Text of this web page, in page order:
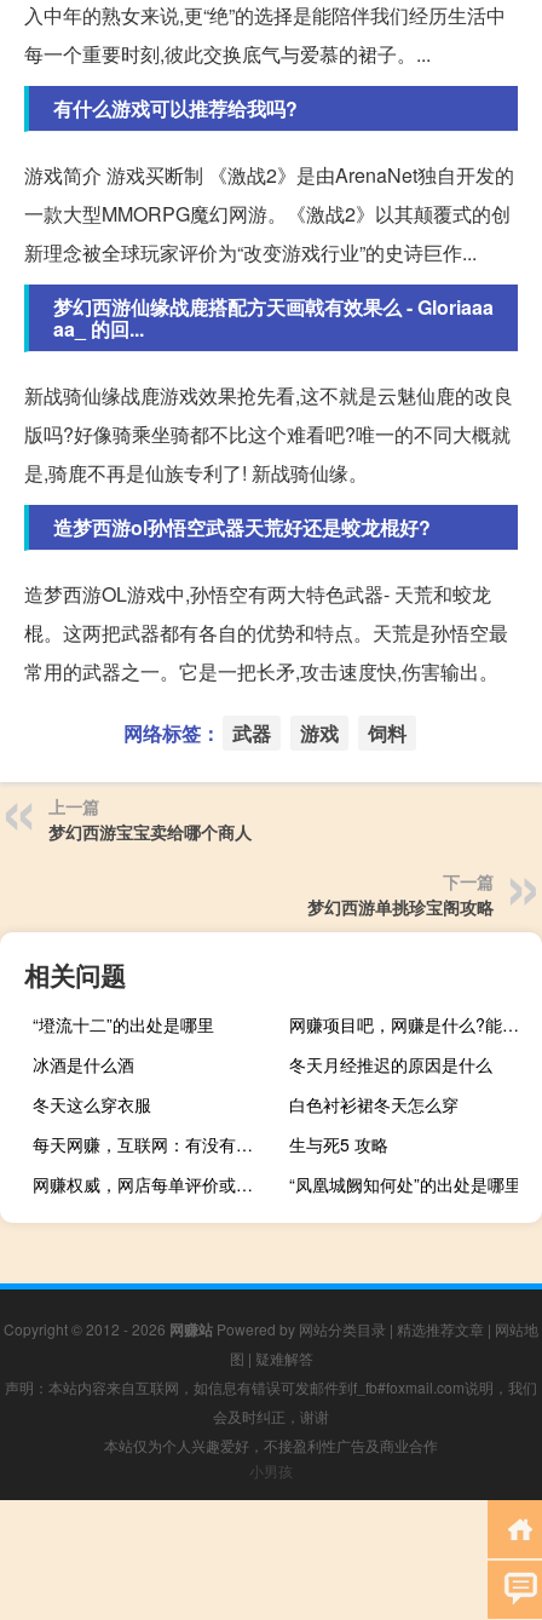
入中年的熟女来说,更“绝”的选择是能陪伴我们经历生活中
每一个重要时刻,彼此交换底气与爱慕的裙子。...
有什么游戏可以推荐给我吗?
游戏简介 游戏买断制 《激战2》是由ArenaNet独自开发的
一款大型MMORPG魔幻网游。《激战2》以其颠覆式的创
新理念被全球玩家评价为“改变游戏行业”的史诗巨作...
梦幻西游仙缘战鹿搭配方天画戟有效果么 - Gloriaaa
aa_ 的回...
新战骑仙缘战鹿游戏效果抢先看,这不就是云魅仙鹿的改良
版吗?好像骑乘坐骑都不比这个难看吧?唯一的不同大概就
是,骑鹿不再是仙族专利了! 新战骑仙缘。
造梦西游ol孙悟空武器天荒好还是蛟龙棍好?
造梦西游OL游戏中,孙悟空有两大特色武器- 天荒和蛟龙
棍。这两把武器都有各自的优势和特点。天荒是孙悟空最
常用的武器之一。它是一把长矛,攻击速度快,伤害输出。
网络标签： 武器 游戏 饲料
上一篇
梦幻西游宝宝卖给哪个商人
下一篇
梦幻西游单挑珍宝阁攻略
相关问题
“墱流十二”的出处是哪里
网赚项目吧，网赚是什么?能具体点说说是做什么的吗?听说好像能...
冰酒是什么酒
冬天月经推迟的原因是什么
冬天这么穿衣服
白色衬衫裙冬天怎么穿
每天网赚，互联网：有没有每天赚10元以上的网赚的网站
生与死5 攻略
网赚权威，网店每单评价或者加量付钱是真的吗？
“凤凰城阙知何处”的出处是哪里
Copyright © 2012 - 2026 网赚站 Powered by 网站分类目录 | 精选推荐文章 | 网站地
图 | 疑难解答
声明：本站内容来自互联网，如信息有错误可发邮件到f_fb#foxmail.com说明，我们
会及时纠正，谢谢
本站仅为个人兴趣爱好，不接盈利性广告及商业合作
小男孩